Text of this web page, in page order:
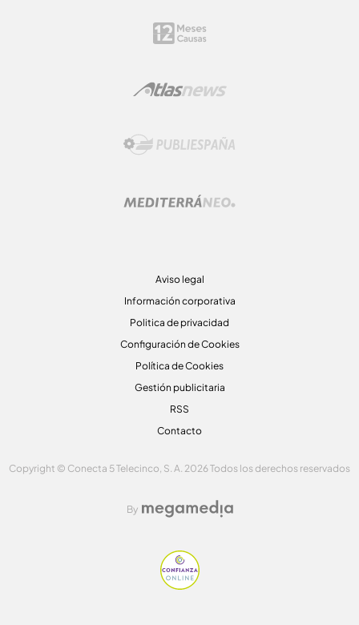
Aviso legal
Información corporativa
Politica de privacidad
Configuración de Cookies
Política de Cookies
Gestión publicitaria
RSS
Contacto
Copyright © Conecta 5 Telecinco, S. A. 2026 Todos los derechos reservados
By